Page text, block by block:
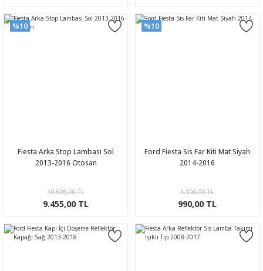
%10
Fiesta Arka Stop Lambası Sol
2013-2016 Otosan
10.505,00 TL
9.455,00 TL
%10
Ford Fiesta Sis Far Kiti Mat Siyah
2014-2016
1.100,00 TL
990,00 TL